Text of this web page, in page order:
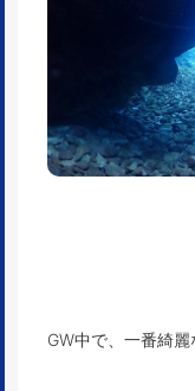
GW中で、一番綺